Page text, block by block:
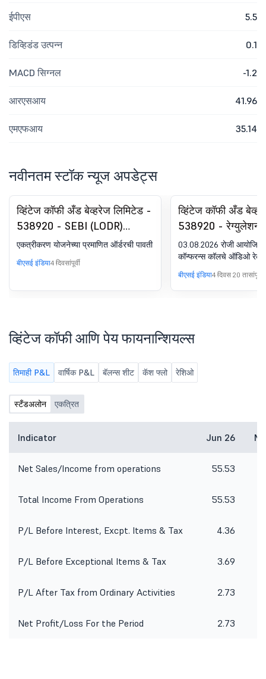
ईपीएस 5.5
डिव्हिडंड उत्पन्न 0.1
MACD सिग्नल -1.2
आरएसआय 41.96
एमएफआय 35.14
नवीनतम स्टॉक न्यूज अपडेट्स
व्हिंटेज कॉफी अँड बेव्हरेज लिमिटेड -
538920 - SEBI (LODR)
रेग्युलेशन्स, 2015 च्या रेग्युलेशन 30
अंतर्गत सूचना
एकत्रीकरण योजनेच्या प्रमाणित ऑर्डरची पावती
बीएसई इंडिया4 दिवसांपूर्वी
व्हिंटेज कॉफी अँड
538920 - रेग्युलेशन
(एलओडीआर) अंतर्गत
ॲनालिस्ट/इन्व्हेस्टर
03.08.2026 रोजी आयोजित
कॉन्फरन्स कॉलचे ऑडिओ
बीएसई इंडिया4 दिवस 20 तासांपूर्वी
व्हिंटेज कॉफी आणि पेय फायनान्शियल्स
तिमाही P&L वार्षिक P&L बॅलन्स शीट कॅश फ्लो रेशिओ
स्टँडअलोन एकत्रित
Indicator Jun 26
Net Sales/Income from operations 55.53
Total Income From Operations 55.53
P/L Before Interest, Excpt. Items & Tax 4.36
P/L Before Exceptional Items & Tax 3.69
P/L After Tax from Ordinary Activities 2.73
Net Profit/Loss For the Period 2.73